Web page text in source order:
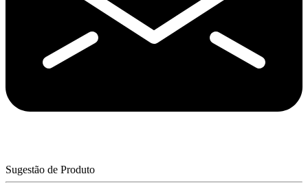
Sugestão de Produto